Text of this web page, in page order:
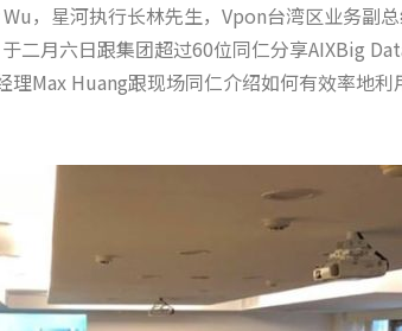
，星河执行长林先生，Vpon台湾区业务副总
二月六日跟集团超过60位同仁分享AIXBig
Max Huang跟现场同仁介绍如何有效率地